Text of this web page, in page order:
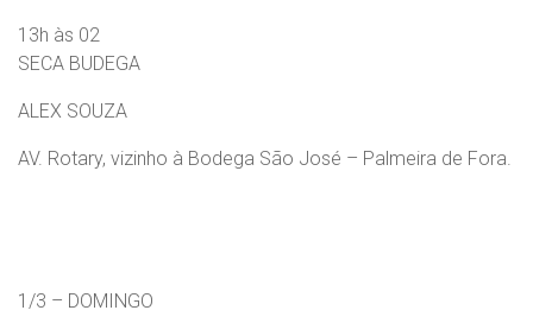
13h às 02
SECA BUDEGA
ALEX SOUZA
AV. Rotary, vizinho à Bodega São José – Palmeira de Fora.
1/3 – DOMINGO